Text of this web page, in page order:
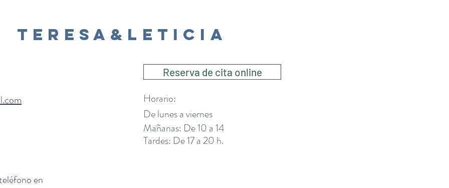
Teresa&Leticia
en
Reserva de cita online
Horario:
De lunes a viernes
Mañanas: De 10 a 14
Tardes: De 17 a 20 h.